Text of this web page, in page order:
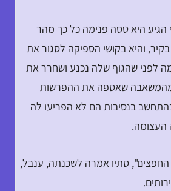
היא טסה פנימה כל כך מהר
והיא בקושי הספיקה לסגור את
לפני שהגוף שלה נכנע ושחרר את
מהמשאבה שאספה את ההפרשות
בנסיבות הם לא הפריעו לה
העצומה.
סתיו אמרה לשכנתה, ענבל,